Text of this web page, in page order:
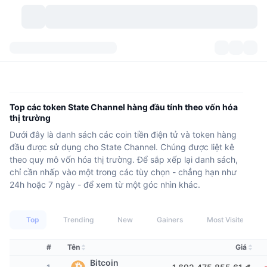
Xem Nhanh Lịch Sử Thị Trường
Mở khóa token
Tài sản ngoài đời thực
Tổng quan thị trường
Thị trường Spot
Số lượng tiền mã hóa
Kho bạc Bitcoin
Kho bạc BNB
Tín hiệu
Xu hướng
Mới
Trao đổi
Sàn giao dịch tập trung
Giao ngay
Phái sinh
Sàn giao dịch phi tập trung(DEX)
Cộng đồng
Feeds
Phát trực tiếp
API
API
Crypto API
Sản phẩm
Top các token State Channel hàng đầu tính theo vốn hóa
thị trường
Dưới đây là danh sách các coin tiền điện tử và token hàng
đầu được sử dụng cho State Channel. Chúng được liệt kê
theo quy mô vốn hóa thị trường. Để sắp xếp lại danh sách,
chỉ cần nhấp vào một trong các tùy chọn - chẳng hạn như
24h hoặc 7 ngày - để xem từ một góc nhìn khác.
Top Trending New Gainers Most Visited
# Tên Giá
Bitcoin